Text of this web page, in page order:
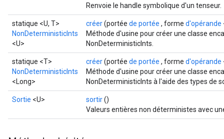
Renvoie le handle symbolique d'un tenseur.
statique <U, T>
NonDeterministicInts
<U>
créer(portée de portée , forme d'opérande
Méthode d'usine pour créer une classe
NonDeterministicInts.
statique <T>
NonDeterministicInts
<Long>
créer(portée de portée , forme d'opérande
Méthode d'usine pour créer une classe
NonDeterministicInts à l'aide des types de
Sortie <U> sortir()
Valeurs entières non déterministes avec